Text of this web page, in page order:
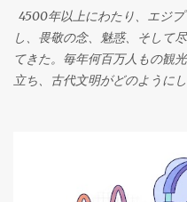
4500年以上にわたり、エジ
し、畏敬の念、魅惑、そして
てきた。毎年何百万人もの観
立ち、古代文明がどのように
頃、ファラオ・クフの治世中
初は高さ約146メートル（481